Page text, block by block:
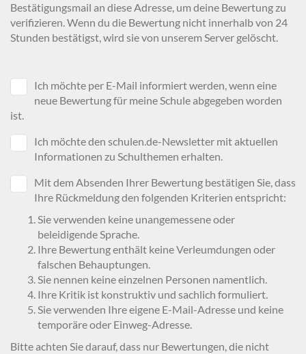
Bestätigungsmail an diese Adresse, um deine Bewertung zu
verifizieren. Wenn du die Bewertung nicht innerhalb von 24
Stunden bestätigst, wird sie von unserem Server gelöscht.
Ich möchte per E-Mail informiert werden, wenn eine
neue Bewertung für meine Schule abgegeben worden
ist.
Ich möchte den schulen.de-Newsletter mit aktuellen
Informationen zu Schulthemen erhalten.
Mit dem Absenden Ihrer Bewertung bestätigen Sie, dass
Ihre Rückmeldung den folgenden Kriterien entspricht:
Sie verwenden keine unangemessene oder
beleidigende Sprache.
Ihre Bewertung enthält keine Verleumdungen oder
falschen Behauptungen.
Sie nennen keine einzelnen Personen namentlich.
Ihre Kritik ist konstruktiv und sachlich formuliert.
Sie verwenden Ihre eigene E-Mail-Adresse und keine
temporäre oder Einweg-Adresse.
Bitte achten Sie darauf, dass nur Bewertungen, die nicht